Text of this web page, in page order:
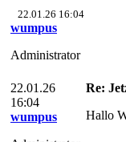
22.01.26 16:04
wumpus
Administrator
22.01.26
16:04
wumpus
Re:
Hallo